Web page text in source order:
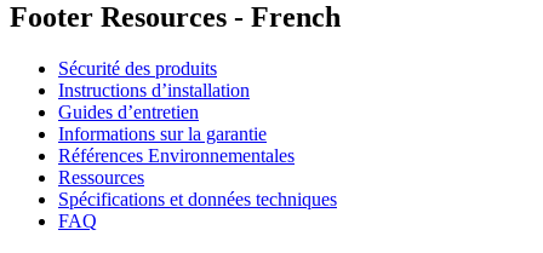
Footer Resources - French
Sécurité des produits
Instructions d’installation
Guides d’entretien
Informations sur la garantie
Références Environnementales
Ressources
Spécifications et données techniques
FAQ